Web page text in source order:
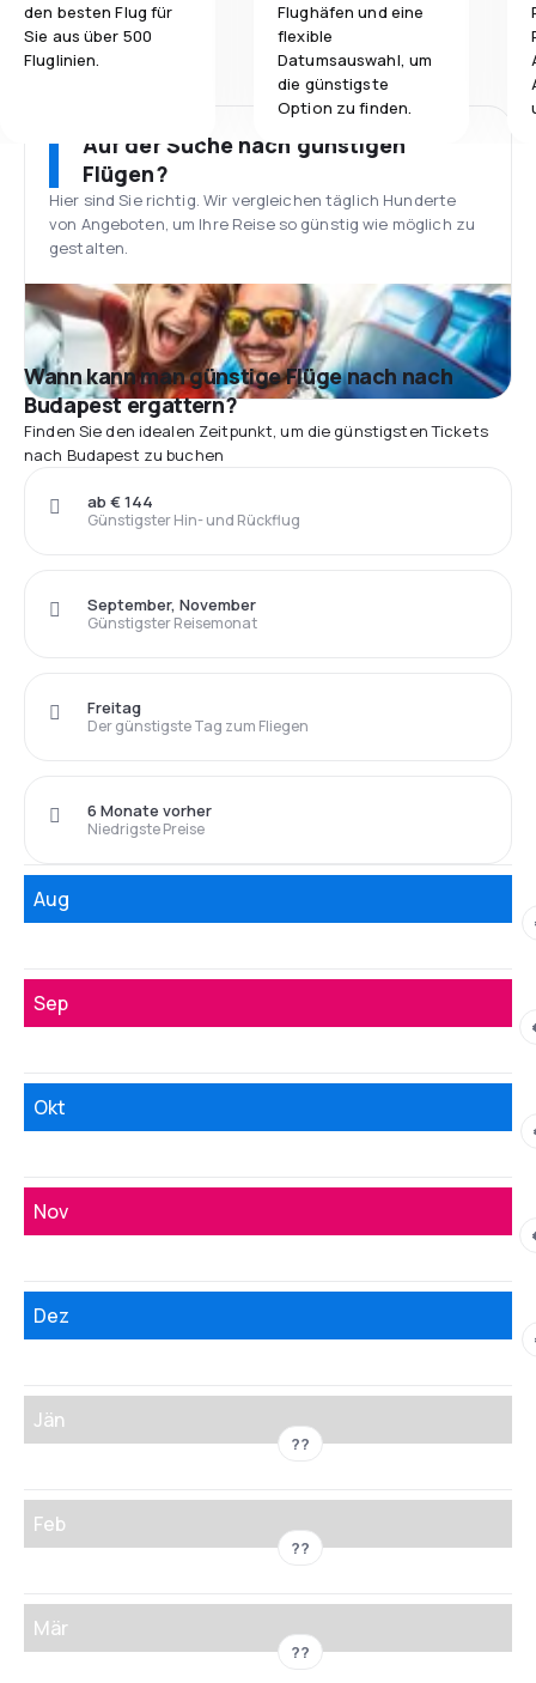
den besten Flug für
Sie aus über 500
Fluglinien.
Flughäfen und eine
flexible
Datumsauswahl, um
die günstigste
Option zu finden.
Auf der Suche nach günstigen
Flügen?
Hier sind Sie richtig. Wir vergleichen täglich Hunderte
von Angeboten, um Ihre Reise so günstig wie möglich zu
gestalten.
Wann kann man günstige Flüge nach nach
Budapest ergattern?
Finden Sie den idealen Zeitpunkt, um die günstigsten Tickets
nach Budapest zu buchen
Günstigster Hin- und Rückflug
ab € 144
Günstigster Reisemonat
September, November
Der günstigste Tag zum Fliegen
Freitag
Niedrigste Preise
6 Monate vorher
Aug
Sep
Okt
Nov
Dez
Jän
??
Feb
??
Mär
??